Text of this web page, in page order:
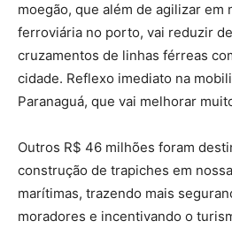
moegão, que além de agilizar em
ferroviária no porto, vai reduzir
cruzamentos de linhas férreas
cidade. Reflexo imediato na
Paranaguá, que vai melhorar
Outros R$ 46 milhões foram
construção de trapiches em
marítimas, trazendo mais
moradores e incentivando o